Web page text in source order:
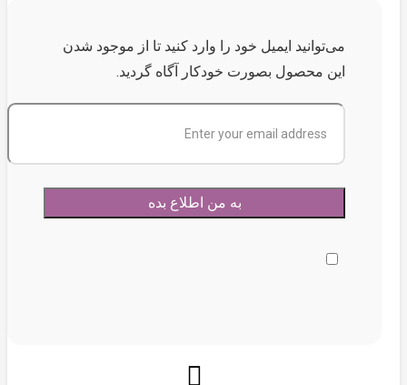
می‌توانید ایمیل خود را وارد کنید تا از موجود شدن
این محصول بصورت خودکار آگاه گردید.